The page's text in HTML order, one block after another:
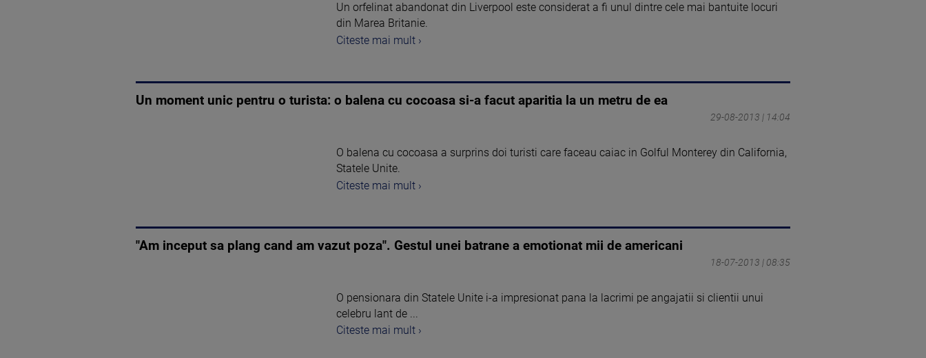
Un orfelinat abandonat din Liverpool este considerat a fi unul dintre cele mai bantuite locuri
din Marea Britanie.
Citeste mai mult ›
Un moment unic pentru o turista: o balena cu cocoasa si-a facut aparitia la un metru de ea
29-08-2013 | 14:04
O balena cu cocoasa a surprins doi turisti care faceau caiac in Golful Monterey din California,
Statele Unite.
Citeste mai mult ›
"Am inceput sa plang cand am vazut poza". Gestul unei batrane a emotionat mii de americani
18-07-2013 | 08:35
O pensionara din Statele Unite i-a impresionat pana la lacrimi pe angajatii si clientii unui
celebru lant de ...
Citeste mai mult ›